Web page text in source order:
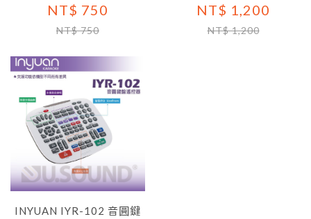
NT$ 750
NT$ 750
NT$ 1,200
NT$ 1,200
INYUAN IYR-102 音圓鍵